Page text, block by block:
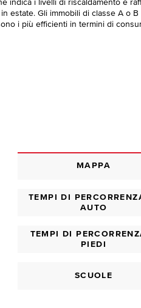
indica i livelli di riscaldamento e
estate. Gli immobili di classe A o
i più efficienti in termini di
MAPPA
TEMPI DI
AUTO
TEMPI DI
PIEDI
SCUOLE